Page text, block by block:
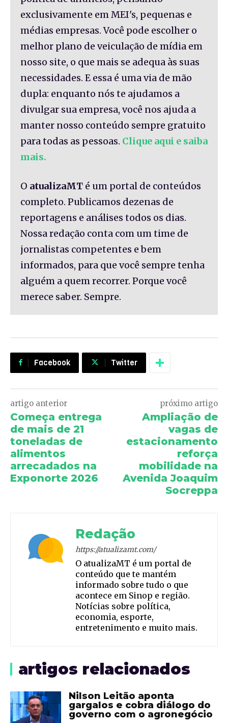
exclusivamente em MEI's, pequenas e
médias empresas. Você pode escolher o
melhor plano de veiculação de mídia em
nosso site, o que mais se adequa às suas
necessidades. E essa é uma via de mão
dupla: enquanto nós te ajudamos a
divulgar sua empresa, você nos ajuda a
manter nosso conteúdo sempre gratuito
para todas as pessoas. Clique aqui e saiba
mais.
O atualizaMT é um portal de conteúdos
completo. Publicamos dezenas de
reportagens e análises todos os dias.
Nossa redação conta com um time de
jornalistas competentes e bem
informados, para que você sempre tenha
alguém a quem recorrer. Porque você
merece saber. Sempre.
Facebook Twitter
artigo anterior
Começa entrega
de mais de 21
toneladas de
alimentos
arrecadados na
Exponorte 2026
próximo artigo
Ampliação de
vagas de
estacionamento
reforça
mobilidade na
Avenida Joaquim
Socreppa
Redação
https://atualizamt.com/
O atualizaMT é um portal de
conteúdo que te mantém
informado sobre tudo o que
acontece em Sinop e região.
Notícias sobre política,
economia, esporte,
entretenimento e muito mais.
artigos relacionados
Nilson Leitão aponta
gargalos e cobra diálogo do
governo com o agronegócio